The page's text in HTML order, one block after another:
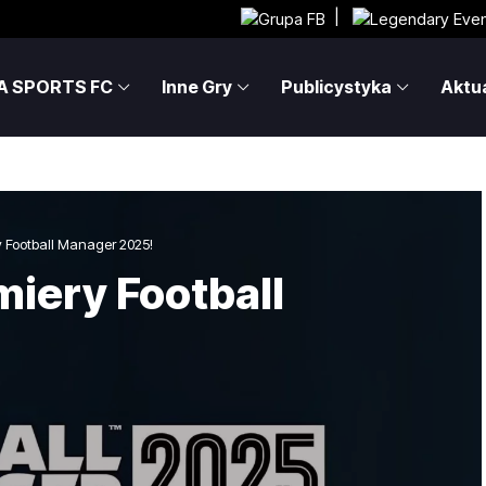
SPORTS FC Inne Gry Publicystyka
Manager 2025!
Football